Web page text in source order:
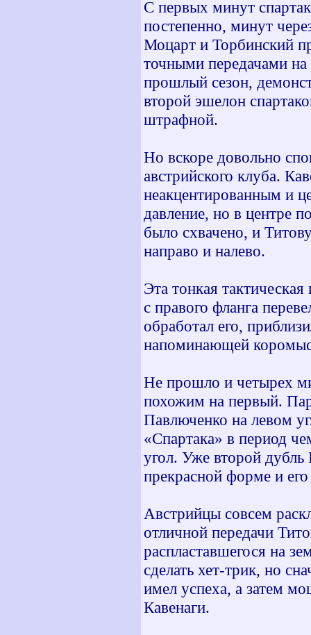
С первых минут
постепенно, минут
Моцарт и Торбинский
точными передачами
прошлый сезон,
второй эшелон
штрафной.
Но вскоре довольно
австрийского клуба.
неакцентированным и
давление, но в центре
было схвачено, и
направо и налево.
Эта тонкая
с правого фланга
обработал его,
напоминающей
Не прошло и четырех
похожим на первый.
Павлюченко на левом
«Спартака» в период
угол. Уже второй
прекрасной форме и
Австрийцы совсем
отличной передачи
распластавшегося на
сделать хет-трик, но
имел успеха, а затем
Кавенаги.